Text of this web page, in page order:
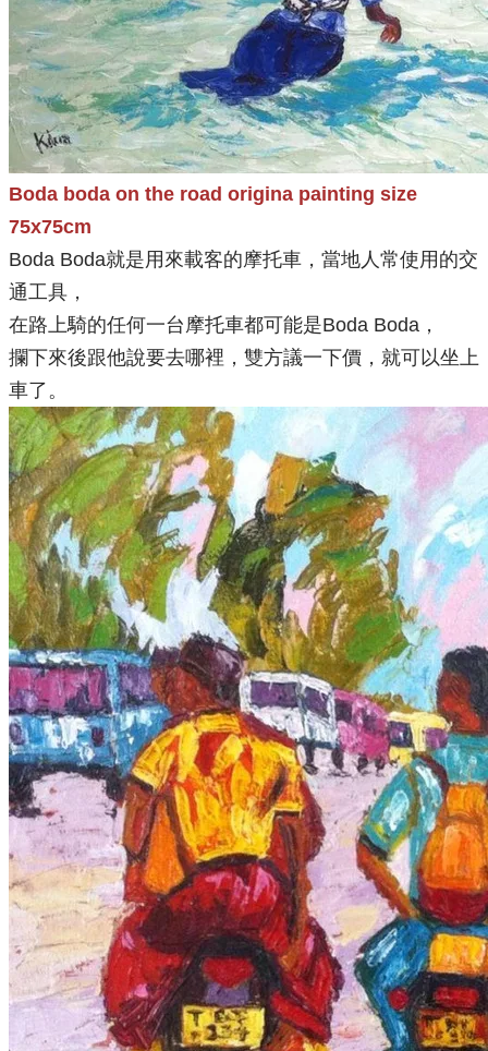
Boda boda on the road origina painting size
75x75cm
Boda Boda就是用來載客的摩托車，當地人常使用的交
通工具，
在路上騎的任何一台摩托車都可能是Boda Boda，
攔下來後跟他說要去哪裡，雙方議一下價，就可以坐上
車了。